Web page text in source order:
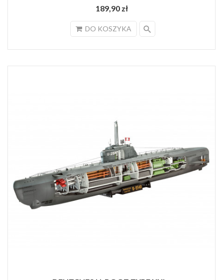
189,90 zł
DO KOSZYKA search